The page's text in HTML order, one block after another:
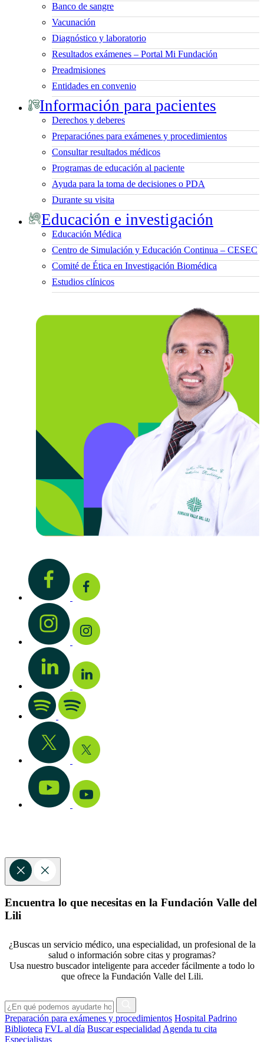
Banco de sangre
Vacunación
Diagnóstico y laboratorio
Resultados exámenes – Portal Mi Fundación
Preadmisiones
Entidades en convenio
Información para pacientes
Derechos y deberes
Preparaciónes para exámenes y procedimientos
Consultar resultados médicos
Programas de educación al paciente
Ayuda para la toma de decisiones o PDA
Durante su visita
Educación e investigación
Educación Médica
Centro de Simulación y Educación Continua – CESEC
Comité de Ética en Investigación Biomédica
Estudios clínicos
Encuentra lo que necesitas en la Fundación Valle del
Lili
¿Buscas un servicio médico, una especialidad, un profesional de la
salud o información sobre citas y programas?
Usa nuestro buscador inteligente para acceder fácilmente a todo lo
que ofrece la Fundación Valle del Lili.
Preparación para exámenes y procedimientos Hospital Padrino
Biblioteca FVL al día Buscar especialidad Agenda tu cita
Especialistas